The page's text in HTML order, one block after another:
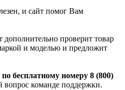
и сайт помог Вам
дополнительно проверит товар
и моделью и предложит
по бесплатному номеру 8 (800)
вопрос команде поддержки.